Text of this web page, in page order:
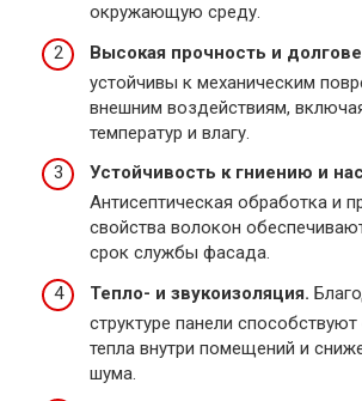
окружающую среду.
Высокая прочность и
устойчивы к механическим
внешним воздействиям,
температур и влагу.
Устойчивость к гниению и
Антисептическая обработка и
свойства волокон
срок службы фасада.
Тепло- и звукоизоляция.
структуре панели
тепла внутри помещений и
шума.